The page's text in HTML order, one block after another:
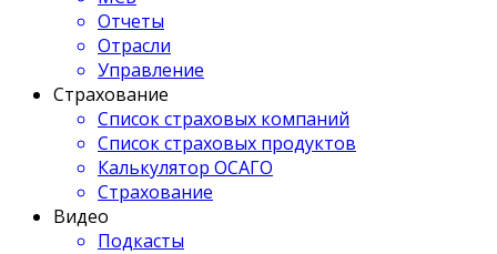
Отчеты
Отрасли
Управление
Страхование
Список страховых компаний
Список страховых продуктов
Калькулятор ОСАГО
Страхование
Видео
Подкасты